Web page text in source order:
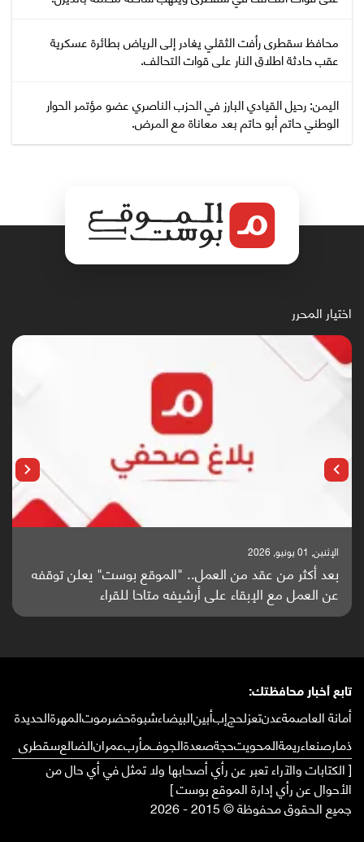
محافظ سقطرى رأفت الثقلي يغادر إلى الرياض بطائرة عسكرية
عقب حادثة اطلاق النار على قوات التحالف.
اليمن: رحيل القيادي البارز في الحزب الناصري عضو مؤتمر الحوار
الوطني حاتم أبو حاتم بعد معاناة مع المرض.
اختيار المحرر
الإثنين, 01 يونيو, 2026
بعد أكثر من عقد من العمل.. "الموقع بوست" يعلن توقفه
عن العمل مع الإبقاء على أرشيفه متاحا للقراء
تابع أخبار محافظتك:
أمانة العاصمةعدنتعزلحجإبأبينالبيضاءشبوةحضرموتالمهرةالحديدة
ذمارصنعاءريمةالمحويتحجةصعدةالجوفمأربعمرانالضالعسقطرى
[ الكتابات والآراء تعبر عن رأي أصحابها ولا تمثل في أي حال من
الأحوال عن رأي إدارة الموقع بوست ]
جميع الحقوق محفوظة © 2015 - 2026